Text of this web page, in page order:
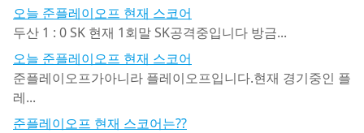
오늘 준플레이오프 현재 스코어
두산 1 : 0 SK 현재 1회말 SK공격중입니다 방금...
오늘 준플레이오프 현재 스코어
준플레이오프가아니라 플레이오프입니다.현재 경기중인 플
레...
준플레이오프 현재 스코어는??